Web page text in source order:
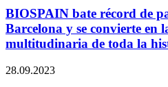
BIOSPAIN bate récord de
Barcelona y se convierte en
multitudinaria de toda la
28.09.2023